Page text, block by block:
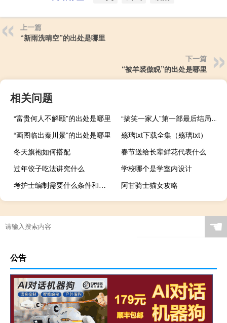
上一篇
“新雨洗晴空”的出处是哪里
下一篇
“被羊裘傲睨”的出处是哪里
相关问题
“富贵何人不解颐”的出处是哪里
“搞笑一家人”第一部最后结局是什么
“画图临出秦川景”的出处是哪里
殇璃txt下载全集（殇璃txt）
冬天旗袍如何搭配
春节送给长辈鲜花代表什么
过年饺子吃法讲究什么
学校哪个是学室内设计
考护士编制需要什么条件和学历要求
阿甘骑士猫女攻略
☚
公告